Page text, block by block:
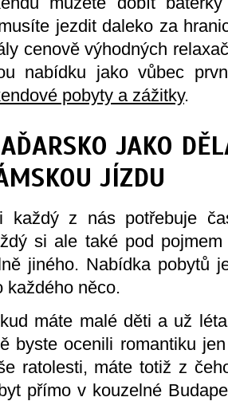
jezdit daleko za
cenově výhodných
nabídku jako vůbec
pobyty a zážitky.
JAKO
JÍZDU
každý z nás potřebuje
si ale také pod
jiného. Nabídka pobytů
každého něco.
máte malé děti a už
byste ocenili romantiku
ratolesti, máte totiž z
přímo v kouzelné